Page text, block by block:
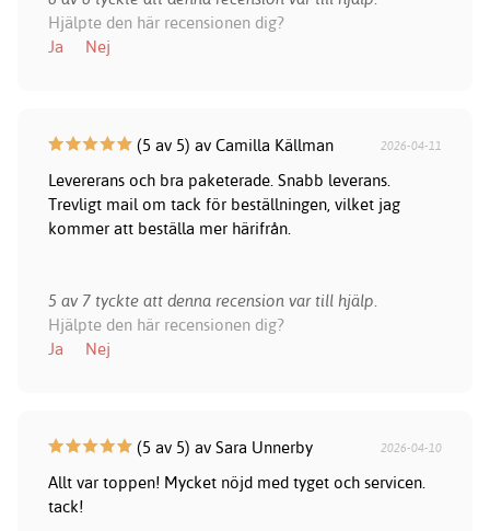
Hjälpte den här recensionen dig?
Ja
Nej
(5 av 5) av Camilla Källman 2026-04-11
Levererans och bra paketerade. Snabb leverans.
Trevligt mail om tack för beställningen, vilket jag
kommer att beställa mer härifrån.
5 av 7 tyckte att denna recension var till hjälp.
Hjälpte den här recensionen dig?
Ja
Nej
(5 av 5) av Sara Unnerby 2026-04-10
Allt var toppen! Mycket nöjd med tyget och servicen.
tack!